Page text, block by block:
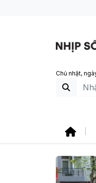
Chủ nhật,